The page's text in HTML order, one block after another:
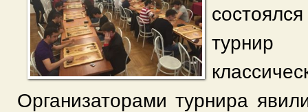
Организаторами турнира